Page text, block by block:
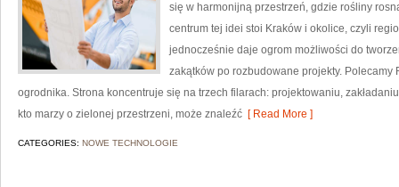
się w harmonijną przestrzeń, gdzie rośliny
centrum tej idei stoi Kraków i okolice, czyli
jednocześnie daje ogrom możliwości do
zakątków po rozbudowane projekty.
ogrodnika. Strona koncentruje się na trzech filarach: projektowaniu,
kto marzy o zielonej przestrzeni, może znaleźć [ Read More ]
CATEGORIES: NOWE TECHNOLOGIE